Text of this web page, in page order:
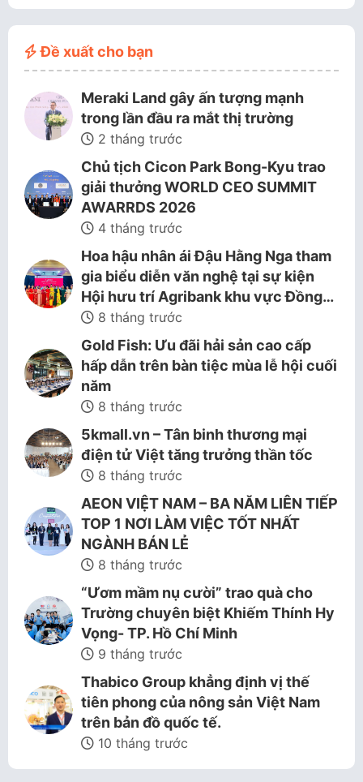
Đề xuất cho bạn
Meraki Land gây ấn tượng mạnh
trong lần đầu ra mắt thị trường
2 tháng trước
Chủ tịch Cicon Park Bong-Kyu trao
giải thưởng WORLD CEO SUMMIT
AWARRDS 2026
4 tháng trước
Hoa hậu nhân ái Đậu Hằng Nga tham
gia biểu diễn văn nghệ tại sự kiện
Hội hưu trí Agribank khu vực Đồng…
8 tháng trước
Gold Fish: Ưu đãi hải sản cao cấp
hấp dẫn trên bàn tiệc mùa lễ hội cuối
năm
8 tháng trước
5kmall.vn – Tân binh thương mại
điện tử Việt tăng trưởng thần tốc
8 tháng trước
AEON VIỆT NAM – BA NĂM LIÊN TIẾP
TOP 1 NƠI LÀM VIỆC TỐT NHẤT
NGÀNH BÁN LẺ
8 tháng trước
“Ươm mầm nụ cười” trao quà cho
Trường chuyên biệt Khiếm Thính Hy
Vọng- TP. Hồ Chí Minh
9 tháng trước
Thabico Group khẳng định vị thế
tiên phong của nông sản Việt Nam
trên bản đồ quốc tế.
10 tháng trước